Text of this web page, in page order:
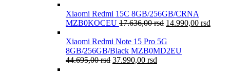
Xiaomi Redmi 15C 8GB/256GB/CRNA
MZB0KOCEU 17.636,00rsd 14.990,00 rsd
Xiaomi Redmi Note 15 Pro 5G
8GB/256GB/Black MZB0MD2EU
44.695,00rsd 37.990,00 rsd